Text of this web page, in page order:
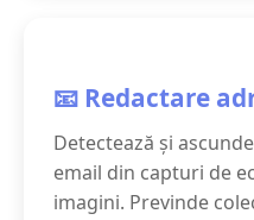
📧 Redactare
Detectează și
email din capturi de
imagini. Previnde